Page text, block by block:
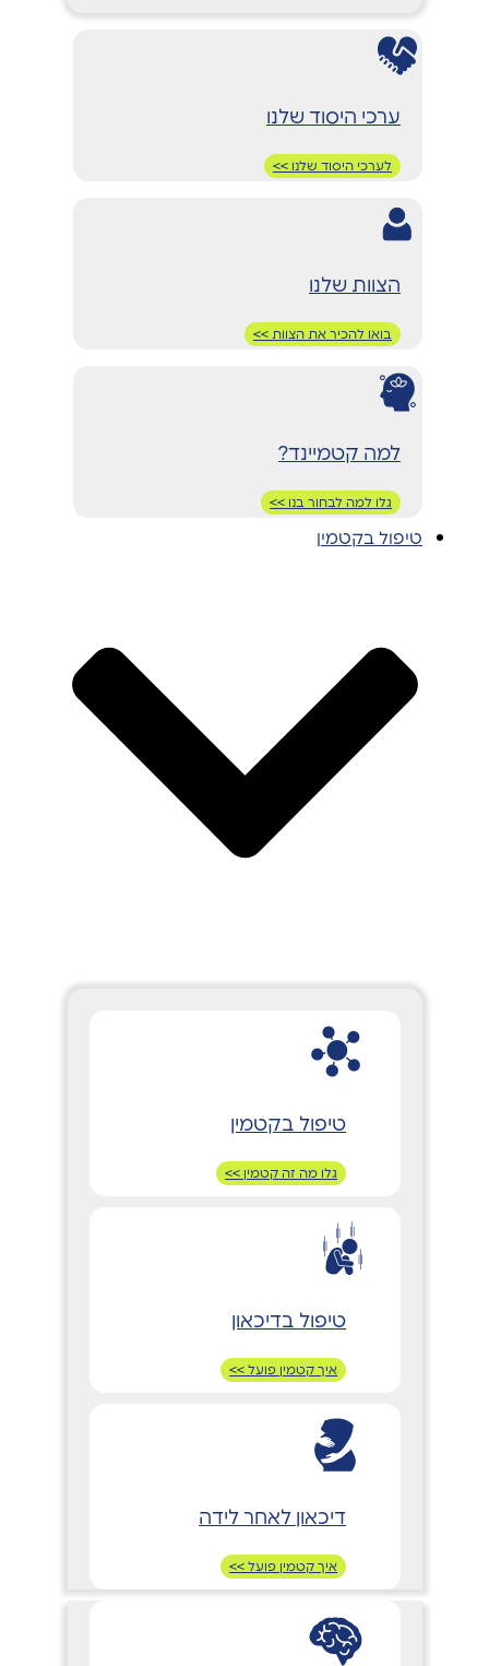
ערכי היסוד שלנו
לערכי היסוד שלנו >>
הצוות שלנו
בואו להכיר את הצוות >>
למה קטמיינד?
גלו למה לבחור בנו >>
טיפול בקטמין
טיפול בקטמין
גלו מה זה קטמין >>
טיפול בדיכאון
איך קטמין פועל >>
דיכאון לאחר לידה
איך קטמין פועל >>